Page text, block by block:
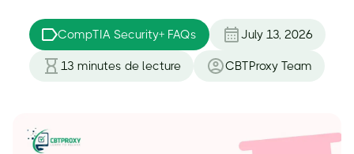
CompTIA Security+ FAQs July 13, 2026
13 minutes de lecture CBTProxy Team